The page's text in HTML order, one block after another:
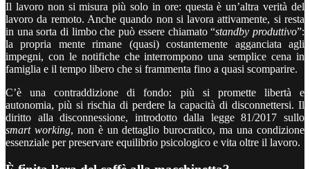
Il lavoro non si misura più solo in ore: questa è un’altra verità del
lavoro da remoto. Anche quando non si lavora attivamente, si resta
in una sorta di limbo che può essere chiamato “standby produttivo”:
la propria mente rimane (quasi) costantemente agganciata agli
impegni, con le notifiche che interrompono una semplice cena in
famiglia e il tempo libero che si frammenta fino a quasi scomparire.
C’è una contraddizione di fondo: più si promette libertà e
autonomia, più si rischia di perdere la capacità di disconnettersi. Il
diritto alla disconnessione, introdotto dalla legge 81/2017 sullo
smart working, non è un dettaglio burocratico, ma una condizione
essenziale per preservare equilibrio psicologico e vita oltre il lavoro.